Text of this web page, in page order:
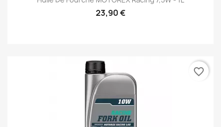
23,90 €
favorite_border